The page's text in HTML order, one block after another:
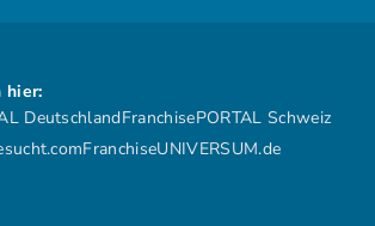
hier:
DeutschlandFranchisePORTAL Schweiz
FranchiseUNIVERSUM.de